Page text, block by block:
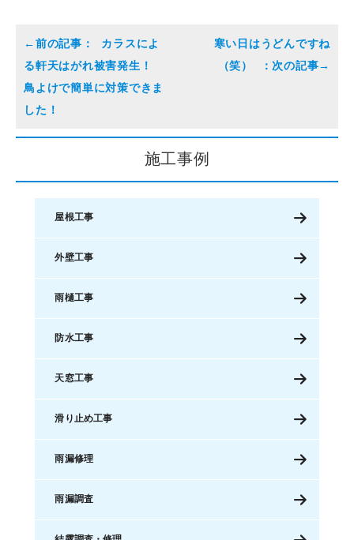
カラスによ
る軒天はがれ被害発生！
鳥よけで簡単に対策できま
した！
寒い日はうどんですね
（笑）
施工事例
屋根工事
外壁工事
雨樋工事
防水工事
天窓工事
滑り止め工事
雨漏修理
雨漏調査